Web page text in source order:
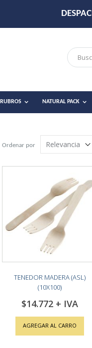
Search
RUBROS NATURAL PACK
Ordenar por
TENEDOR MADERA (ASL)
(10X100)
$14.772
AGREGAR AL CARRO